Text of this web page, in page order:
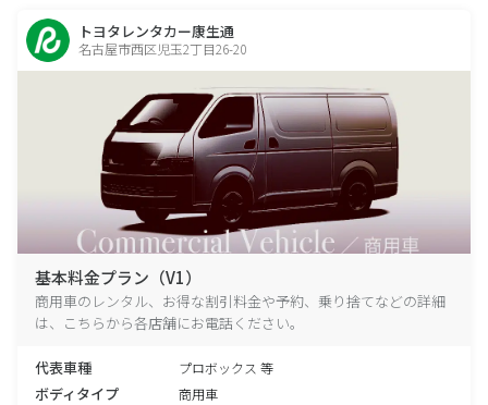
トヨタレンタカー康生通
名古屋市西区児玉2丁目26-20
基本料金プラン（V1）
商用車のレンタル、お得な割引料金や予約、乗り捨てなどの詳細
は、こちらから各店舗にお電話ください。
代表車種 プロボックス 等
ボディタイプ 商用車